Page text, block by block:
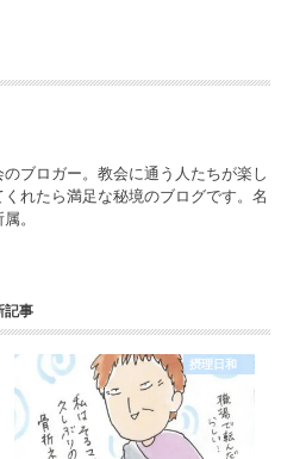
ブロガー。教会に通う人たちが楽し
れたら満足な秘境のブログです。名
。
記事
摂理日和